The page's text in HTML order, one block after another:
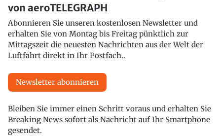
von aeroTELEGRAPH
Abonnieren Sie unseren kostenlosen Newsletter und
erhalten Sie von Montag bis Freitag pünktlich zur
Mittagszeit die neuesten Nachrichten aus der Welt der
Luftfahrt direkt in Ihr Postfach..
Newsletter abonnieren
Bleiben Sie immer einen Schritt voraus und erhalten Sie
Breaking News sofort als Nachricht auf Ihr Smartphone
gesendet.